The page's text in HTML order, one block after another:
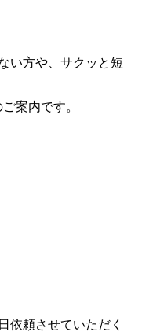
い方や、サクッと短
案内です。
依頼させていただく